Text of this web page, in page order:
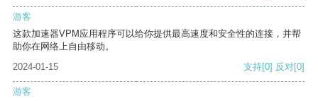
游客
这款加速器VPM应用程序可以给你提供最高速度和安全性的连接，并帮
助你在网络上自由移动。
2024-01-15
支持[0] 反对[0]
游客